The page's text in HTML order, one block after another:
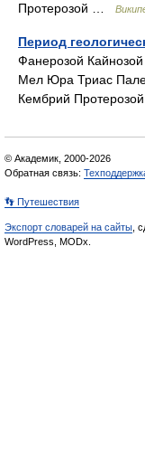
Протерозой …
Период
Фанерозой
Мел Юра Триас
Кембрий
© Академик, 2000-2026
Обратная связь:
👣 Путешествия
Экспорт словарей на сайты ,
WordPress, MODx.